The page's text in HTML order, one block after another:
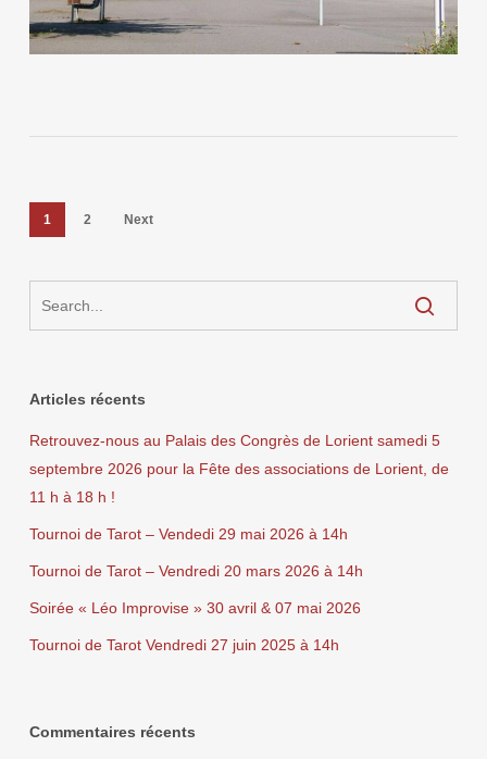
1 2 Next
Articles récents
Retrouvez-nous au Palais des Congrès de Lorient samedi 5
septembre 2026 pour la Fête des associations de Lorient, de
11 h à 18 h !
Tournoi de Tarot – Vendedi 29 mai 2026 à 14h
Tournoi de Tarot – Vendredi 20 mars 2026 à 14h
Soirée « Léo Improvise » 30 avril & 07 mai 2026
Tournoi de Tarot Vendredi 27 juin 2025 à 14h
Commentaires récents